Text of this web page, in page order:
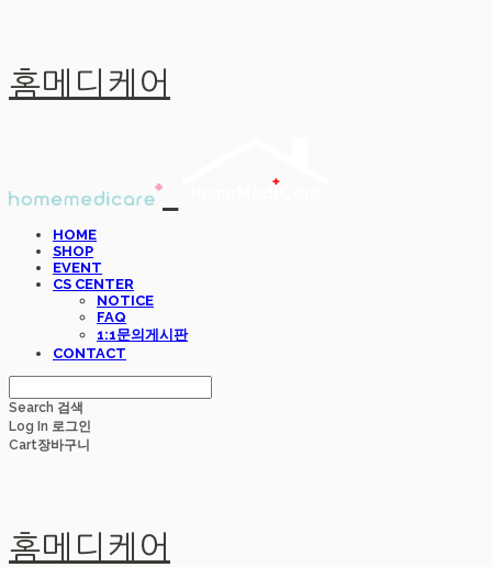
홈메디케어
HOME
SHOP
EVENT
CS CENTER
NOTICE
FAQ
1:1문의게시판
CONTACT
Search 검색
Log In 로그인
Cart장바구니
홈메디케어